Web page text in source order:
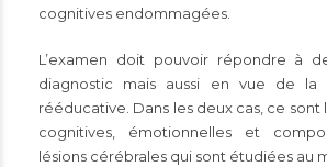
cognitives endommagées.
L’examen doit pouvoir répondre à
diagnostic mais aussi en vue de la
rééducative. Dans les deux cas, ce sont
cognitives, émotionnelles et
lésions cérébrales qui sont étudiées au